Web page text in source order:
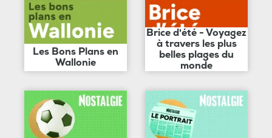
Les Bons Plans en
Wallonie
Brice d'été - Voyagez
à travers les plus
belles plages du
monde